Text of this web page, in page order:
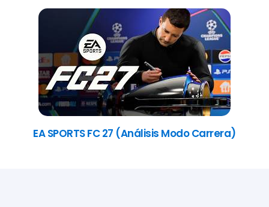
EA SPORTS FC 27 (Análisis Modo Carrera)